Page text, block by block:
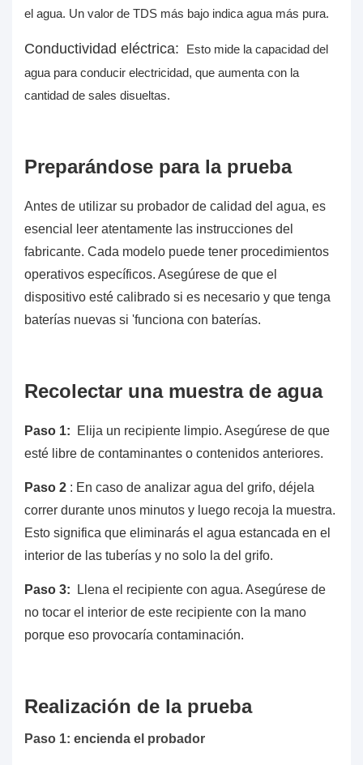
el agua. Un valor de TDS más bajo indica agua más pura.
Conductividad eléctrica:
Esto mide la capacidad del
agua para conducir electricidad, que aumenta con la
cantidad de sales disueltas.
Preparándose para la prueba
Antes de utilizar su probador de calidad del agua, es
esencial leer atentamente las instrucciones del
fabricante. Cada modelo puede tener procedimientos
operativos específicos. Asegúrese de que el
dispositivo esté calibrado si es necesario y que tenga
baterías nuevas si 'funciona con baterías.
Recolectar una muestra de agua
Paso 1:
Elija un recipiente limpio. Asegúrese de que
esté libre de contaminantes o contenidos anteriores.
Paso 2 : En caso de analizar agua del grifo, déjela
correr durante unos minutos y luego recoja la muestra.
Esto significa que eliminarás el agua estancada en el
interior de las tuberías y no solo la del grifo.
Paso 3:
Llena el recipiente con agua. Asegúrese de
no tocar el interior de este recipiente con la mano
porque eso provocaría contaminación.
Realización de la prueba
Paso 1: encienda el probador